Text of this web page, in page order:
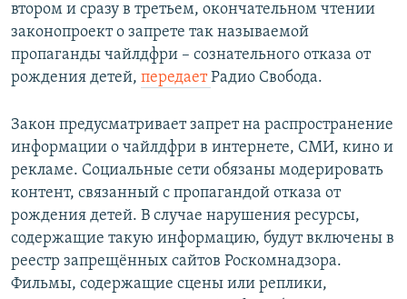
Все сайты РСЕ/РС
втором и сразу в третьем, окончательном чтении
законопроект о запрете так называемой
пропаганды чайлдфри – сознательного отказа от
рождения детей, передаетРадио Свобода.
Закон предусматривает запрет на распространение
информации о чайлдфри в интернете, СМИ, кино и
рекламе. Социальные сети обязаны модерировать
контент, связанный с пропагандой отказа от
рождения детей. В случае нарушения ресурсы,
содержащие такую информацию, будут включены в
реестр запрещённых сайтов Роскомнадзора.
Фильмы, содержащие сцены или реплики,